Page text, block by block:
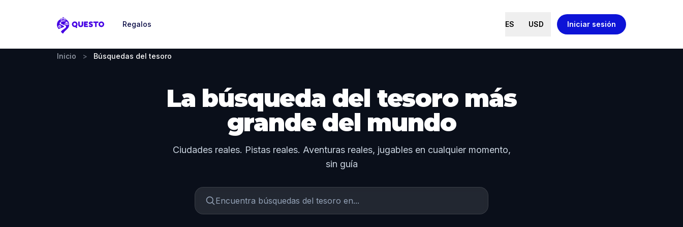
Questo
Regalos ES USD Iniciar sesión
Inicio > Búsquedas del tesoro
La búsqueda del tesoro más
grande del mundo
Ciudades reales. Pistas reales. Aventuras reales, jugables en cualquier momento,
sin guía